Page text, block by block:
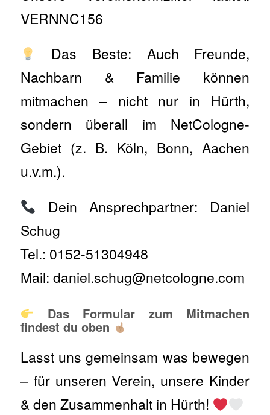
VERNNC156
Das Beste: Auch Freunde,
Nachbarn & Familie können
mitmachen – nicht nur in Hürth,
sondern überall im NetCologne-
Gebiet (z. B. Köln, Bonn, Aachen
u.v.m.).
Dein Ansprechpartner: Daniel
Schug
Tel.: 0152-51304948
Mail: daniel.schug@netcologne.com
Das Formular zum Mitmachen
findest du oben
Lasst uns gemeinsam was bewegen
– für unseren Verein, unsere Kinder
& den Zusammenhalt in Hürth!